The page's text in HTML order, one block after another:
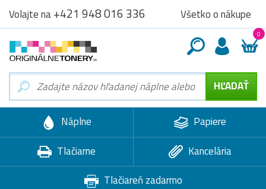
Volajte na+421 948 016 336 Všetko o nákupe
0
Náplne
Papiere
Tlačiarne
Kancelária
Tlačiareň zadarmo